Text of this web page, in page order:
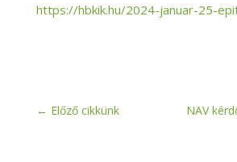
https://hbkik.hu/2024-januar-25-
← Előző cikkünk NAV